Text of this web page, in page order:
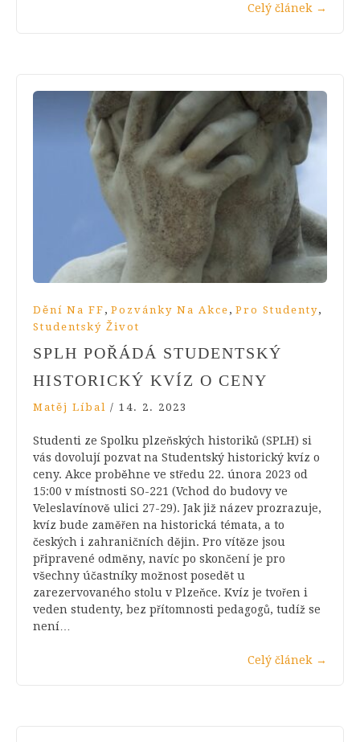
Celý článek →
Dění Na FF , Pozvánky Na Akce , Pro Studenty,
Studentský Život
SPLH POŘÁDÁ STUDENTSKÝ
HISTORICKÝ KVÍZ O CENY
Matěj Líbal / 14. 2. 2023
Studenti ze Spolku plzeňských historiků (SPLH) si
vás dovolují pozvat na Studentský historický kvíz o
ceny. Akce proběhne ve středu 22. února 2023 od
15:00 v místnosti SO-221 (Vchod do budovy ve
Veleslavínově ulici 27-29). Jak již název prozrazuje,
kvíz bude zaměřen na historická témata, a to
českých i zahraničních dějin. Pro vítěze jsou
připravené odměny, navíc po skončení je pro
všechny účastníky možnost posedět u
zarezervovaného stolu v Plzeňce. Kvíz je tvořen i
veden studenty, bez přítomnosti pedagogů, tudíž se
není…
Celý článek →